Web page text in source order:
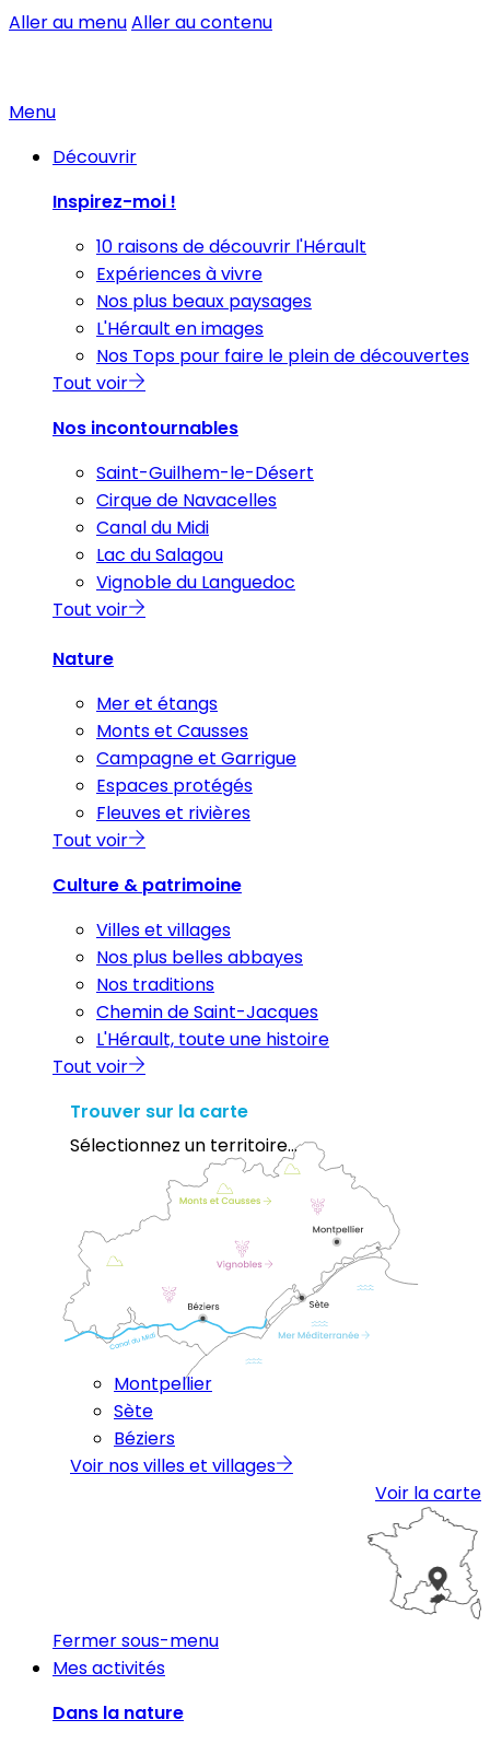
Aller au menuAller au contenu
Menu
Découvrir
Inspirez-moi !
10 raisons de découvrir l'Hérault
Expériences à vivre
Nos plus beaux paysages
L'Hérault en images
Nos Tops pour faire le plein de découvertes
Tout voir
Nos incontournables
Saint-Guilhem-le-Désert
Cirque de Navacelles
Canal du Midi
Lac du Salagou
Vignoble du Languedoc
Tout voir
Nature
Mer et étangs
Monts et Causses
Campagne et Garrigue
Espaces protégés
Fleuves et rivières
Tout voir
Culture & patrimoine
Villes et villages
Nos plus belles abbayes
Nos traditions
Chemin de Saint-Jacques
L'Hérault, toute une histoire
Tout voir
Trouver sur la carte
Sélectionnez un territoire...
Montpellier
Sète
Béziers
Voir nos villes et villages
Voir la carte
Fermer sous-menu
Mes activités
Dans la nature